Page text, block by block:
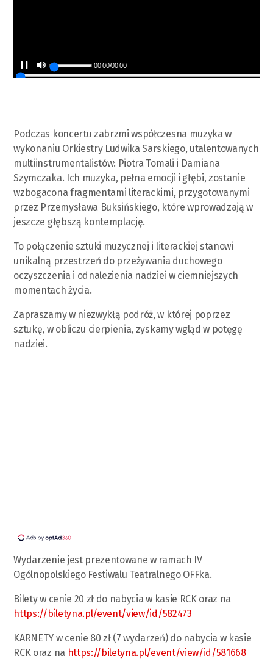
00:00/00:00
Podczas koncertu zabrzmi współczesna muzyka w
wykonaniu Orkiestry Ludwika Sarskiego, utalentowanych
multiinstrumentalistów: Piotra Tomali i Damiana
Szymczaka. Ich muzyka, pełna emocji i głębi, zostanie
wzbogacona fragmentami literackimi, przygotowanymi
przez Przemysława Buksińskiego, które wprowadzają w
jeszcze głębszą kontemplację.
To połączenie sztuki muzycznej i literackiej stanowi
unikalną przestrzeń do przeżywania duchowego
oczyszczenia i odnalezienia nadziei w ciemniejszych
momentach życia.
Zapraszamy w niezwykłą podróż, w której poprzez
sztukę, w obliczu cierpienia, zyskamy wgląd w potęgę
nadziei.
Wydarzenie jest prezentowane w ramach IV
Ogólnopolskiego Festiwalu Teatralnego OFFka.
Bilety w cenie 20 zł do nabycia w kasie RCK oraz na
https://biletyna.pl/event/view/id/582473
KARNETY w cenie 80 zł (7 wydarzeń) do nabycia w kasie
RCK oraz na https://biletyna.pl/event/view/id/581668